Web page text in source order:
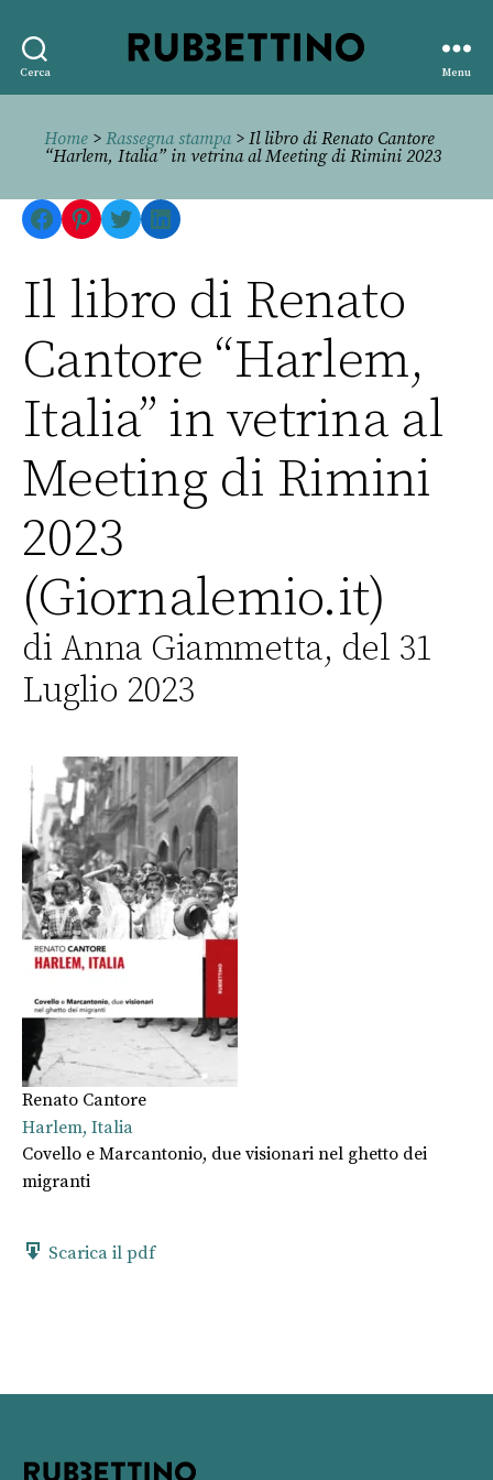
Cerca
editore
Menu
Home > Rassegna stampa> Il libro di Renato Cantore
“Harlem, Italia” in vetrina al Meeting di Rimini 2023
Facebook
Pinterest
TwitterLinkedIn
Il libro di Renato
Cantore “Harlem,
Italia” in vetrina al
Meeting di Rimini
2023
(Giornalemio.it)
di Anna Giammetta, del 31
Luglio 2023
Renato Cantore
Harlem, Italia
Covello e Marcantonio, due visionari nel ghetto dei
migranti
Scarica il pdf